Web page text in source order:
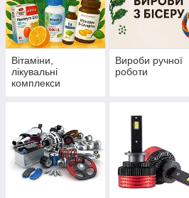
Вітаміни,
лікувальні
комплекси
Вироби ручної
роботи